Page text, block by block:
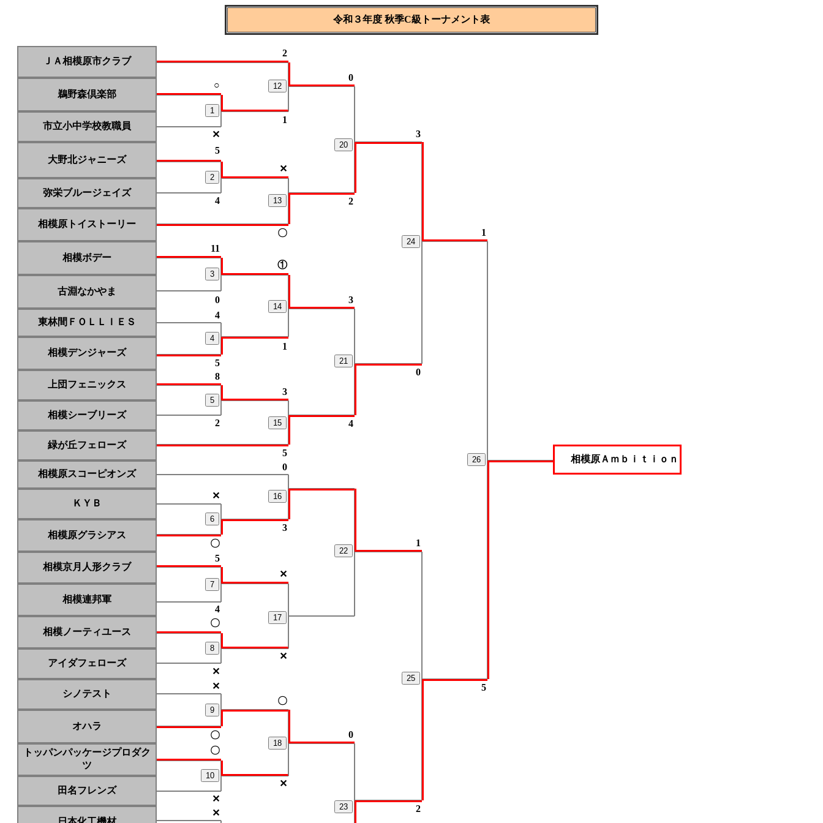
令和３年度 秋季C級トーナメント表
ＪＡ相模原市クラブ
2
0
鵜野森倶楽部
○ 12
1
市立小中学校教職員
1
20
✕ 3
大野北ジャニーズ
5
1
2
✕
弥栄ブルージェイズ
4 13 2
相模原トイストーリー
24
〇
相模ボデー
11
3
①
古淵なかやま
3
0
14
東林間ＦＯＬＬＩＥＳ
4
4
相模デンジャーズ
1
21
5
0
上団フェニックス
8
5
3
相模シーブリーズ
2 15 4
緑が丘フェローズ
5
26
相模原Ａｍｂｉｔｉｏｎ
相模原スコーピオンズ
0
ＫＹＢ
✕ 16
1
6
相模原グラシアス
3
〇
22
相模京月人形クラブ
5
7
✕
相模連邦軍
4
17
相模ノーティユース
〇
8
アイダフェローズ
✕
✕
25
シノテスト
✕ 5
9
〇
オハラ
0
〇
18
トッパンパッケージプロダク
ツ
〇
10
田名フレンズ
✕
23
✕
2
✕